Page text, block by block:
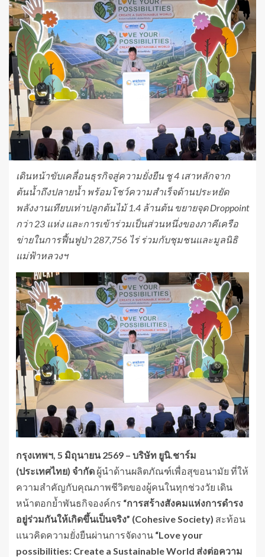
เดินหน้าขับเคลื่อนธุรกิจสู่ความยั่งยืน ชู4 เสาหลักจาก
ต้นน้ำถึงปลายน้ำ พร้อมโชว์ความสำเร็จด้านประหยัด
พลังงานเทียบเท่าปลูกต้นไม้ 1.4 ล้านต้น ขยายจุด Droppoint
กว่า 23 แห่ง และการเข้าร่วมเป็นส่วนหนึ่งของภาคีเครือ
ข่ายในการฟื้นฟูป่า 287,756 ไร่ ร่วมกับชุมชนและมูลนิธิ
แม่ฟ้าหลวงฯ
กรุงเทพฯ , 5 มิถุนายน 2569 – บริษัท ยูนิ.ชาร์ม
(ประเทศไทย) จำกัด ผู้นำด้านผลิตภัณฑ์เพื่อสุขอนามัย ที่ให้
ความสำคัญกับคุณภาพชีวิตของผู้คนในทุกช่วงวัย เดิน
หน้าตอกย้ำพันธกิจองค์กร “การสร้างสังคมแห่งการดำรง
อยู่ร่วมกันให้เกิดขึ้นเป็นจริง” (Cohesive Society) สะท้อน
แนวคิดความยั่งยืนผ่านการจัดงาน “Love your
possibilities: Create a Sustainable World ส่งต่อความ